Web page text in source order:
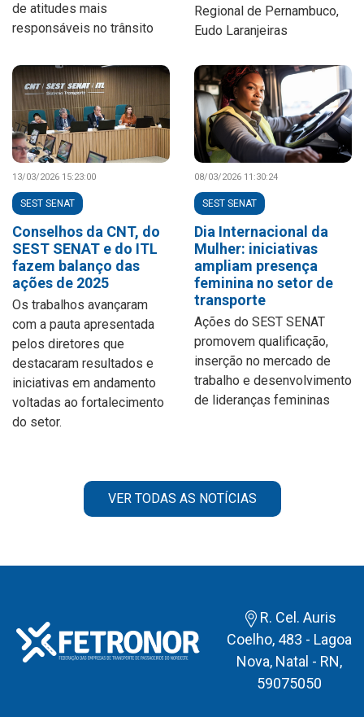
de atitudes mais
responsáveis no trânsito
Regional de Pernambuco,
Eudo Laranjeiras
13/03/2026 15:23:00
SEST SENAT
Conselhos da CNT, do
SEST SENAT e do ITL
fazem balanço das
ações de 2025
Os trabalhos avançaram
com a pauta apresentada
pelos diretores que
destacaram resultados e
iniciativas em andamento
voltadas ao fortalecimento
do setor.
08/03/2026 11:30:24
SEST SENAT
Dia Internacional da
Mulher: iniciativas
ampliam presença
feminina no setor de
transporte
Ações do SEST SENAT
promovem qualificação,
inserção no mercado de
trabalho e desenvolvimento
de lideranças femininas
VER TODAS AS NOTÍCIAS
R. Cel. Auris
Coelho, 483 - Lagoa
Nova, Natal - RN,
59075050